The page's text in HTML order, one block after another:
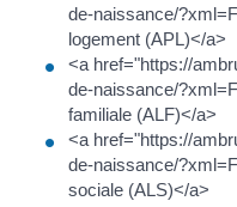
de-naissance/
logement (APL)</a>
<a href="https://
de-naissance/
familiale (ALF)</a>
<a href="https://
de-naissance/
sociale (ALS)</a>